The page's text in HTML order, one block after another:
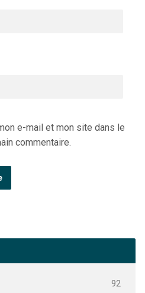
e-mail et mon site dans le
commentaire.
92